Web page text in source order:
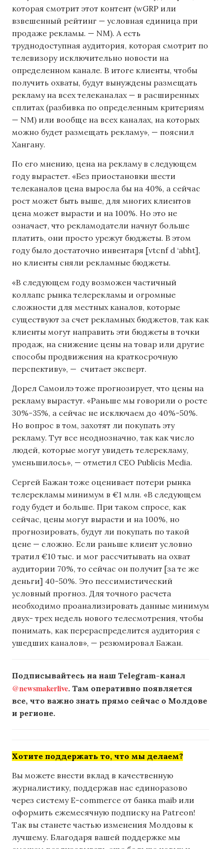
которая смотрит этот контент (wGRP или
взвешенный рейтинг — условная единица при
продаже рекламы. — NM). А есть
труднодоступная аудитория, которая смотрит по
телевизору исключительно новости на
определенном канале. В итоге клиенты, чтобы
получить охваты, будут вынуждены размещать
рекламу на всех телеканалах — в расширенных
сплитах (разбивка по определенным критериям
— NM) или вообще на всех каналах, на которых
можно будет размещать рекламу», — пояснил
Хангану.
По его мнению, цена на рекламу в следующем
году вырастет. «Без приостановки шести
телеканалов цена выросла бы на 40%, а сейчас
рост может быть выше, для многих клиентов
цена может вырасти и на 100%. Но это не
означает, что рекламодатели начнут больше
платить, они просто урежут бюджеты. В этом
году было достаточно инвентаря [vtcnf d ‘abht],
но клиенты сняли рекламные бюджеты.
«В следующем году возможен частичный
коллапс рынка телерекламы и огромные
сложности для местных каналов, которые
существуют за счет рекламных бюджетов, так как
клиенты могут направить эти бюджеты в точки
продаж, на снижение цены на товар или другие
способы продвижения на краткосрочную
перспективу», — считает эксперт.
Дорел Самоилэ тоже прогнозирует, что цены на
рекламу вырастут. «Раньше мы говорили о росте
30%-35%, а сейчас не исключаем до 40%-50%.
Но вопрос в том, захотят ли покупать эту
рекламу. Тут все неоднозначно, так как число
людей, которые могут увидеть телерекламу,
уменьшилось», — отметил CEO Publicis Media.
Сергей Бажан тоже оценивает потери рынка
телерекламы минимум в €1 млн. «В следующем
году будет и больше. При таком спросе, как
сейчас, цены могут вырасти и на 100%, но
прогнозировать, будут ли покупать по такой
цене — сложно. Если раньше клиент условно
тратил €10 тыс. и мог рассчитывать на охват
аудитории 70%, то сейчас он получит [за те же
деньги] 40-50%. Это пессимистический
условный прогноз. Для точного расчета
необходимо проанализировать данные минимум
двух- трех недель нового телесмотрения, чтобы
понимать, как перераспределится аудитория с
ушедших каналов», — резюмировал Бажан.
Подписывайтесь на наш Telegram-канал
@newsmakerlive. Там оперативно появляется
все, что важно знать прямо сейчас о Молдове
и регионе.
Хотите поддержать то, что мы делаем?
Вы можете внести вклад в качественную
журналистику, поддержав нас единоразово
через систему E-commerce от банка maib или
оформить ежемесячную подписку на Patreon!
Так вы станете частью изменения Молдовы к
лучшему. Благодаря вашей поддержке мы